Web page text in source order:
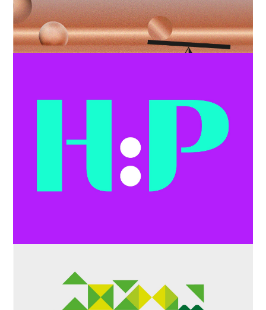
Identity & Web design
Identity